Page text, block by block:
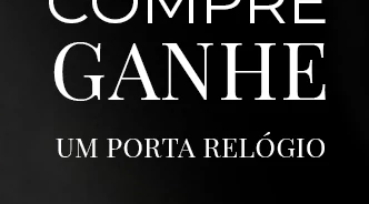
Gargantilha Riviera em Prata 925 com Zircônia
Branca - Coleção Rivieras
290,00